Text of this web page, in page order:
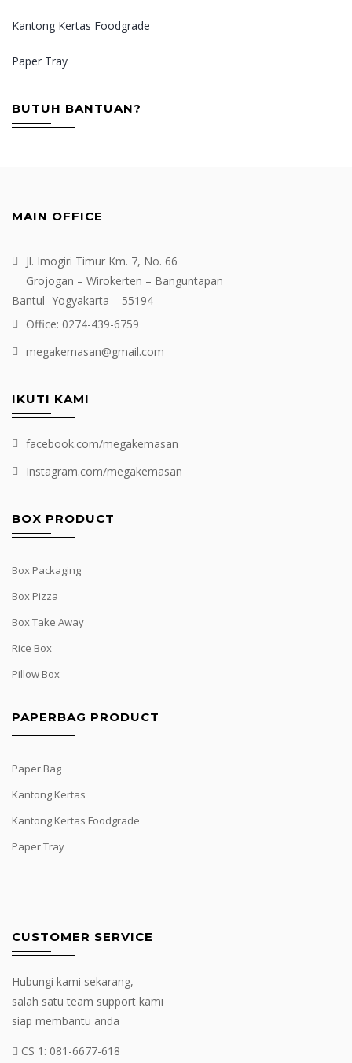
Kantong Kertas Foodgrade
Paper Tray
BUTUH BANTUAN?
MAIN OFFICE
Jl. Imogiri Timur Km. 7, No. 66
Grojogan – Wirokerten – Banguntapan
Bantul -Yogyakarta – 55194
Office: 0274-439-6759
megakemasan@gmail.com
IKUTI KAMI
facebook.com/megakemasan
Instagram.com/megakemasan
BOX PRODUCT
Box Packaging
Box Pizza
Box Take Away
Rice Box
Pillow Box
PAPERBAG PRODUCT
Paper Bag
Kantong Kertas
Kantong Kertas Foodgrade
Paper Tray
CUSTOMER SERVICE
Hubungi kami sekarang,
salah satu team support kami
siap membantu anda
CS 1: 081-6677-618